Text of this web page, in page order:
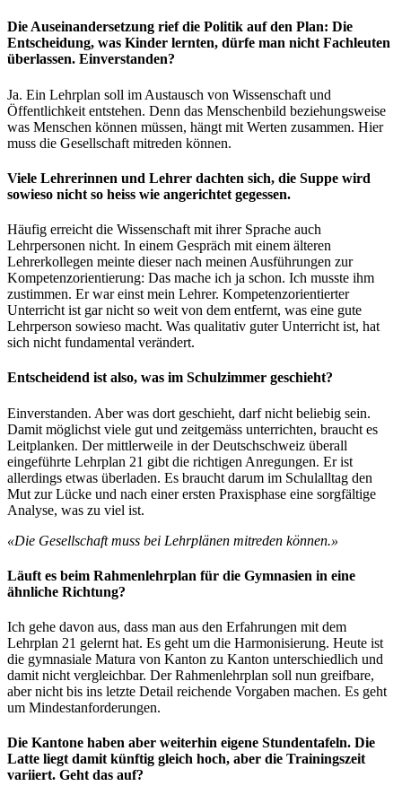
Die Auseinandersetzung rief die Politik auf den Plan: Die
Entscheidung, was Kinder lernten, dürfe man nicht Fachleuten
überlassen. Einverstanden?
Ja. Ein Lehrplan soll im Austausch von Wissenschaft und
Öffentlichkeit entstehen. Denn das Menschenbild beziehungsweise
was Menschen können müssen, hängt mit Werten zusammen. Hier
muss die Gesellschaft mitreden können.
Viele Lehrerinnen und Lehrer dachten sich, die Suppe wird
sowieso nicht so heiss wie angerichtet gegessen.
Häufig erreicht die Wissenschaft mit ihrer Sprache auch
Lehrpersonen nicht. In einem Gespräch mit einem älteren
Lehrerkollegen meinte dieser nach meinen Ausführungen zur
Kompetenzorientierung: Das mache ich ja schon. Ich musste ihm
zustimmen. Er war einst mein Lehrer. Kompetenzorientierter
Unterricht ist gar nicht so weit von dem entfernt, was eine gute
Lehrperson sowieso macht. Was qualitativ guter Unterricht ist, hat
sich nicht fundamental verändert.
Entscheidend ist also, was im Schulzimmer geschieht?
Einverstanden. Aber was dort geschieht, darf nicht beliebig sein.
Damit möglichst viele gut und zeitgemäss unterrichten, braucht es
Leitplanken. Der mittlerweile in der Deutschschweiz überall
eingeführte Lehrplan 21 gibt die richtigen Anregungen. Er ist
allerdings etwas überladen. Es braucht darum im Schulalltag den
Mut zur Lücke und nach einer ersten Praxisphase eine sorgfältige
Analyse, was zu viel ist.
«Die Gesellschaft muss bei Lehrplänen mitreden können.»
Läuft es beim Rahmenlehrplan für die Gymnasien in eine
ähnliche Richtung?
Ich gehe davon aus, dass man aus den Erfahrungen mit dem
Lehrplan 21 gelernt hat. Es geht um die Harmonisierung. Heute ist
die gymnasiale Matura von Kanton zu Kanton unterschiedlich und
damit nicht vergleichbar. Der Rahmenlehrplan soll nun greifbare,
aber nicht bis ins letzte Detail reichende Vorgaben machen. Es geht
um Mindestanforderungen.
Die Kantone haben aber weiterhin eigene Stundentafeln. Die
Latte liegt damit künftig gleich hoch, aber die Trainingszeit
variiert. Geht das auf?